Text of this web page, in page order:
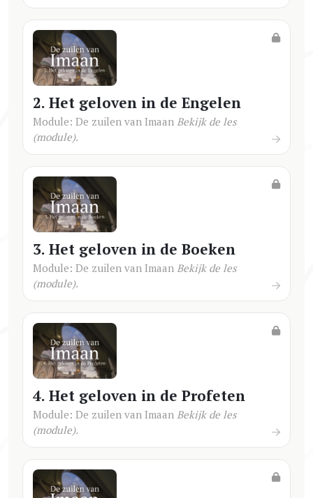
2. Het geloven in de Engelen
Module: De zuilen van Imaan Bekijk de les
(module).
3. Het geloven in de Boeken
Module: De zuilen van Imaan Bekijk de les
(module).
4. Het geloven in de Profeten
Module: De zuilen van Imaan Bekijk de les
(module).